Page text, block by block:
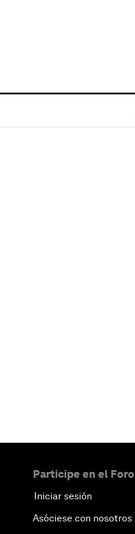
Participe en el Foro
Iniciar sesión
Asóciese con nosotros